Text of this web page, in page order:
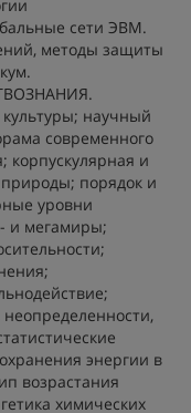
сети ЭВМ.
методы защиты
научный
современного
корпускулярная и
порядок и
уровни
и мегамиры;
энергии в
возрастания
химических